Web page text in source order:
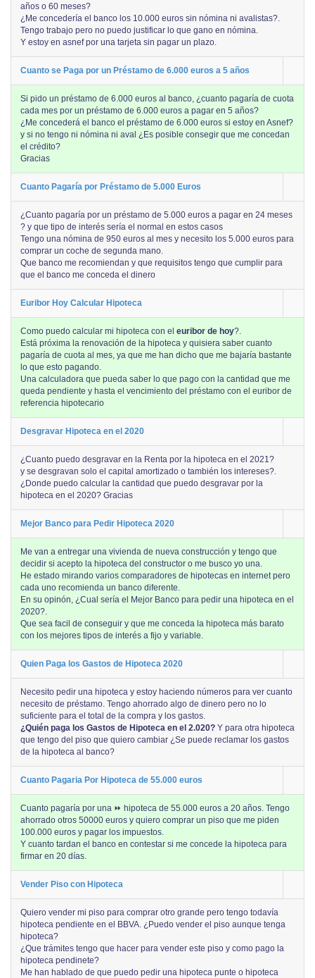
años o 60 meses?
¿Me concedería el banco los 10.000 euros sin nómina ni avalistas?.
Tengo trabajo pero no puedo justificar lo que gano en nómina.
Y estoy en asnef por una tarjeta sin pagar un plazo.
Cuanto se Paga por un Préstamo de 6.000 euros a 5 años
Si pido un préstamo de 6.000 euros al banco, ¿cuanto pagaría de cuota
cada mes por un préstamo de 6.000 euros a pagar en 5 años?
¿Me concederá el banco el préstamo de 6.000 euros si estoy en Asnef?
y si no tengo ni nómina ni aval ¿Es posible consegir que me concedan
el crédito?
Gracias
Cuanto Pagaría por Préstamo de 5.000 Euros
¿Cuanto pagaría por un préstamo de 5.000 euros a pagar en 24 meses
? y que tipo de interés sería el normal en estos casos
Tengo una nómina de 950 euros al mes y necesito los 5.000 euros para
comprar un coche de segunda mano.
Que banco me recomiendan y que requisitos tengo que cumplir para
que el banco me conceda el dinero
Euribor Hoy Calcular Hipoteca
Como puedo calcular mi hipoteca con el euribor de hoy?.
Está próxima la renovación de la hipoteca y quisiera saber cuanto
pagaría de cuota al mes, ya que me han dicho que me bajaría bastante
lo que esto pagando.
Una calculadora que pueda saber lo que pago con la cantidad que me
queda pendiente y hasta el vencimiento del préstamo con el euribor de
referencia hipotecario
Desgravar Hipoteca en el 2020
¿Cuanto puedo desgravar en la Renta por la hipoteca en el 2021?
y se desgravan solo el capital amortizado o también los intereses?.
¿Donde puedo calcular la cantidad que puedo desgravar por la
hipoteca en el 2020? Gracias
Mejor Banco para Pedir Hipoteca 2020
Me van a entregar una vivienda de nueva construcción y tengo que
decidir si acepto la hipoteca del constructor o me busco yo una.
He estado mirando varios comparadores de hipotecas en internet pero
cada uno recomienda un banco diferente.
En su opinón, ¿Cual sería el Mejor Banco para pedir una hipoteca en el
2020?.
Que sea facil de conseguir y que me conceda la hipoteca más barato
con los mejores tipos de interés a fijo y variable.
Quien Paga los Gastos de Hipoteca 2020
Necesito pedir una hipoteca y estoy haciendo números para ver cuanto
necesito de préstamo. Tengo ahorrado algo de dinero pero no lo
suficiente para el total de la compra y los gastos.
¿Quién paga los Gastos de Hipoteca en el 2.020? Y para otra hipoteca
que tengo del piso que quiero cambiar ¿Se puede reclamar los gastos
de la hipoteca al banco?
Cuanto Pagaria Por Hipoteca de 55.000 euros
Cuanto pagaría por una ⏩ hipoteca de 55.000 euros a 20 años. Tengo
ahorrado otros 50000 euros y quiero comprar un piso que me piden
100.000 euros y pagar los impuestos.
Y cuanto tardan el banco en contestar si me concede la hipoteca para
firmar en 20 días.
Vender Piso con Hipoteca
Quiero vender mi piso para comprar otro grande pero tengo todavía
hipoteca pendiente en el BBVA. ¿Puedo vender el piso aunque tenga
hipoteca?
¿Que trámites tengo que hacer para vender este piso y como pago la
hipoteca pendinete?
Me han hablado de que puedo pedir una hipoteca punte o hipoteca